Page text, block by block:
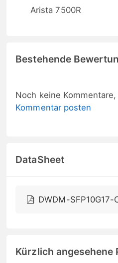
Arista 7500R
Bestehende
Noch keine
Kommentar posten
DataSheet
DWDM-
Kürzlich angesehene